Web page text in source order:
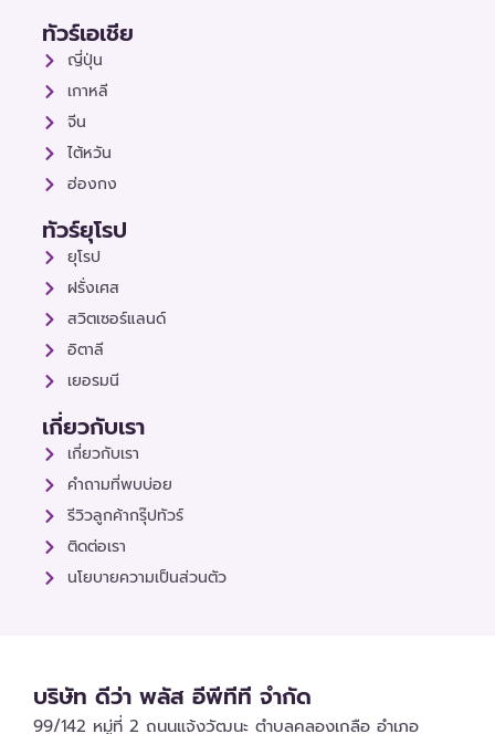
ทัวร์เอเชีย
ญี่ปุ่น
เกาหลี
จีน
ไต้หวัน
ฮ่องกง
ทัวร์ยุโรป
ยุโรป
ฝรั่งเศส
สวิตเซอร์แลนด์
อิตาลี
เยอรมนี
เกี่ยวกับเรา
เกี่ยวกับเรา
คำถามที่พบบ่อย
รีวิวลูกค้ากรุ๊ปทัวร์
ติดต่อเรา
นโยบายความเป็นส่วนตัว
บริษัท ดีว่า พลัส อีพีทีที จำกัด
99/142 หมู่ที่ 2 ถนนแจ้งวัฒนะ ตำบลคลองเกลือ อำเภอ